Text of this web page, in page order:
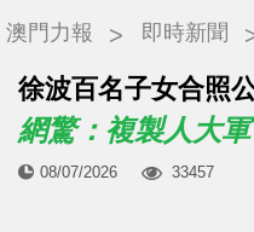
澳門力報 即時新聞
徐波百名子女合照
網驚：複製人大軍
08/07/2026 33457